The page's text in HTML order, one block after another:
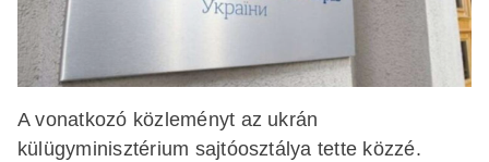
A vonatkozó közleményt az ukrán
külügyminisztérium sajtóosztálya tette közzé.